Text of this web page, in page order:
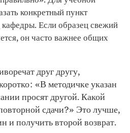
конкретный пункт
Если образец свежий
он часто важнее общих
друг другу,
«В методичке указан
просят другой. Какой
сдачи?» Это лучше,
и получить второй возврат.